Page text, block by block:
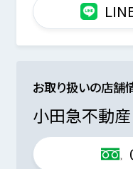
お取り扱いの店舗
小田急不動産